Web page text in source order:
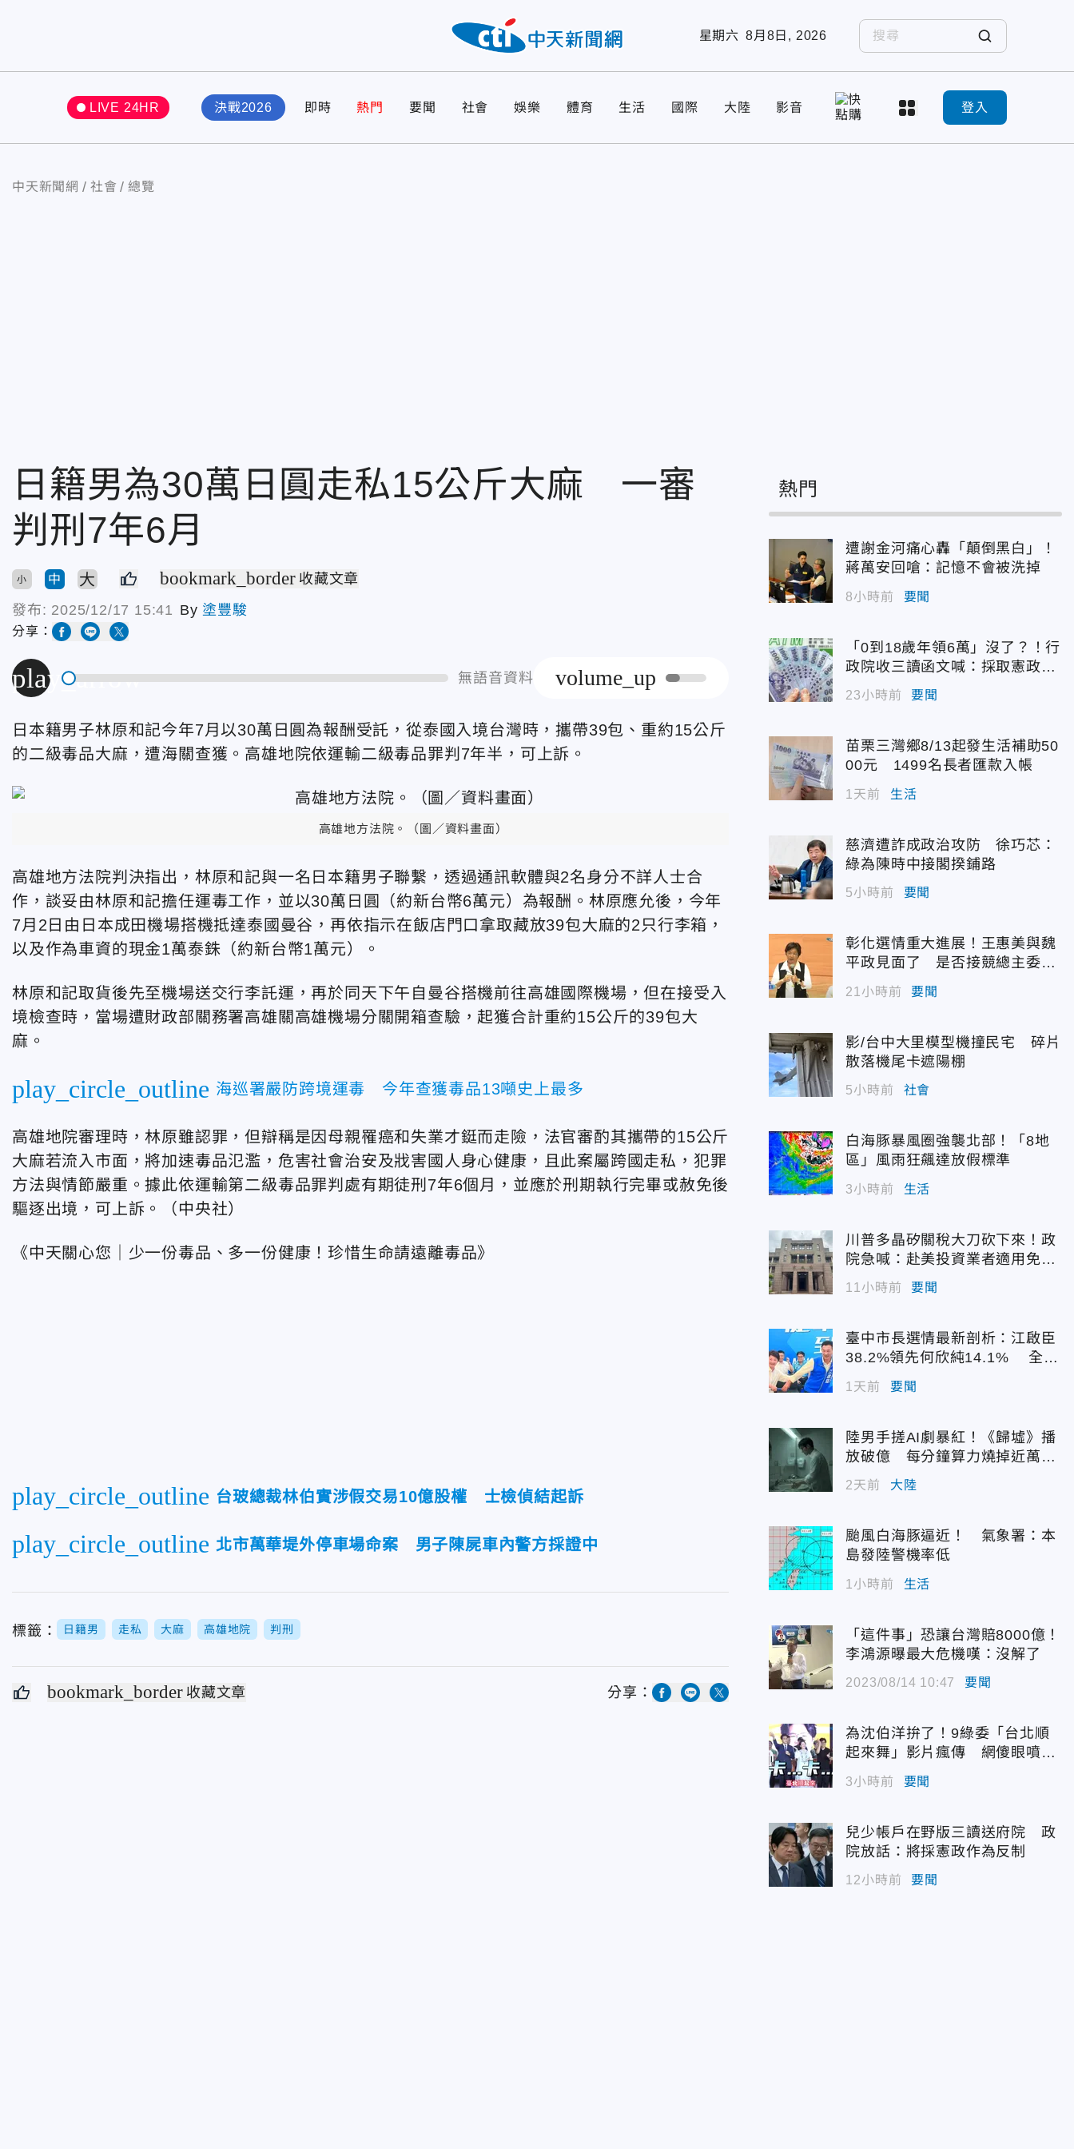
星期六 8月8日, 2026
LIVE 24HR 決戰2026 即時 熱門 要聞 社會 娛樂 體育 生活 國際 大陸 影音 登入
中天新聞網 社會 總覽
日籍男為30萬日圓走私15公斤大麻 一審
判刑7年6月
小 中 大 bookmark_border 收藏文章
發布: 2025/12/17 15:41 By 塗豐駿
分享：
play_arrow 無語音資料 volume_up
日本籍男子林原和記今年7月以30萬日圓為報酬受託，從泰國入境台灣時，攜帶39包、重約15公斤
的二級毒品大麻，遭海關查獲。高雄地院依運輸二級毒品罪判7年半，可上訴。
高雄地方法院。（圖／資料畫面）
高雄地方法院判決指出，林原和記與一名日本籍男子聯繫，透過通訊軟體與2名身分不詳人士合
作，談妥由林原和記擔任運毒工作，並以30萬日圓（約新台幣6萬元）為報酬。林原應允後，今年
7月2日由日本成田機場搭機抵達泰國曼谷，再依指示在飯店門口拿取藏放39包大麻的2只行李箱，
以及作為車資的現金1萬泰銖（約新台幣1萬元）。
林原和記取貨後先至機場送交行李託運，再於同天下午自曼谷搭機前往高雄國際機場，但在接受入
境檢查時，當場遭財政部關務署高雄關高雄機場分關開箱查驗，起獲合計重約15公斤的39包大
麻。
play_circle_outline 海巡署嚴防跨境運毒 今年查獲毒品13噸史上最多
高雄地院審理時，林原雖認罪，但辯稱是因母親罹癌和失業才鋌而走險，法官審酌其攜帶的15公斤
大麻若流入市面，將加速毒品氾濫，危害社會治安及戕害國人身心健康，且此案屬跨國走私，犯罪
方法與情節嚴重。據此依運輸第二級毒品罪判處有期徒刑7年6個月，並應於刑期執行完畢或赦免後
驅逐出境，可上訴。（中央社）
《中天關心您｜少一份毒品、多一份健康！珍惜生命請遠離毒品》
play_circle_outline 台玻總裁林伯實涉假交易10億股權 士檢偵結起訴
play_circle_outline 北市萬華堤外停車場命案 男子陳屍車內警方採證中
標籤： 日籍男 走私 大麻 高雄地院 判刑
bookmark_border 收藏文章 分享：
熱門
遭謝金河痛心轟「顛倒黑白」！
蔣萬安回嗆：記憶不會被洗掉
8小時前 要聞
「0到18歲年領6萬」沒了？！行
政院收三讀函文喊：採取憲政作
23小時前 要聞
苗栗三灣鄉8/13起發生活補助50
00元 1499名長者匯款入帳
1天前 生活
慈濟遭詐成政治攻防 徐巧芯：
綠為陳時中接閣揆鋪路
5小時前 要聞
彰化選情重大進展！王惠美與魏
平政見面了 是否接競總主委態
度曝光
21小時前 要聞
影/台中大里模型機撞民宅 碎片
散落機尾卡遮陽棚
5小時前 社會
白海豚暴風圈強襲北部！「8地
區」風雨狂飆達放假標準
3小時前 生活
川普多晶矽關稅大刀砍下來！政
院急喊：赴美投資業者適用免稅
配額
11小時前 要聞
臺中市長選情最新剖析：江啟臣
38.2%領先何欣純14.1% 全世
代支持度全面居首
1天前 要聞
陸男手搓AI劇暴紅！《歸墟》播
放破億 每分鐘算力燒掉近萬台
2天前 大陸
颱風白海豚逼近！ 氣象署：本
島發陸警機率低
1小時前 生活
「這件事」恐讓台灣賠8000億！
李鴻源曝最大危機嘆：沒解了
2023/08/14 10:47 要聞
為沈伯洋拚了！9綠委「台北順
起來舞」影片瘋傳 網傻眼噴一
句
3小時前 要聞
兒少帳戶在野版三讀送府院 政
院放話：將採憲政作為反制
12小時前 要聞